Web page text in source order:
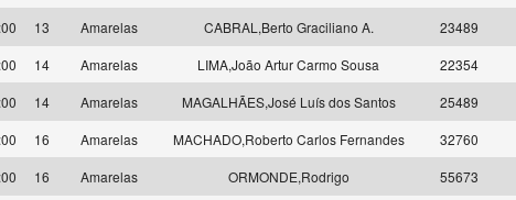
13 Amarelas CABRAL,Berto Graciliano A. 23489
14 Amarelas LIMA,João Artur Carmo Sousa 22354
14 Amarelas MAGALHÃES,José Luís dos Santos 25489
16 Amarelas MACHADO,Roberto Carlos Fernandes 32760
16 Amarelas ORMONDE,Rodrigo 55673